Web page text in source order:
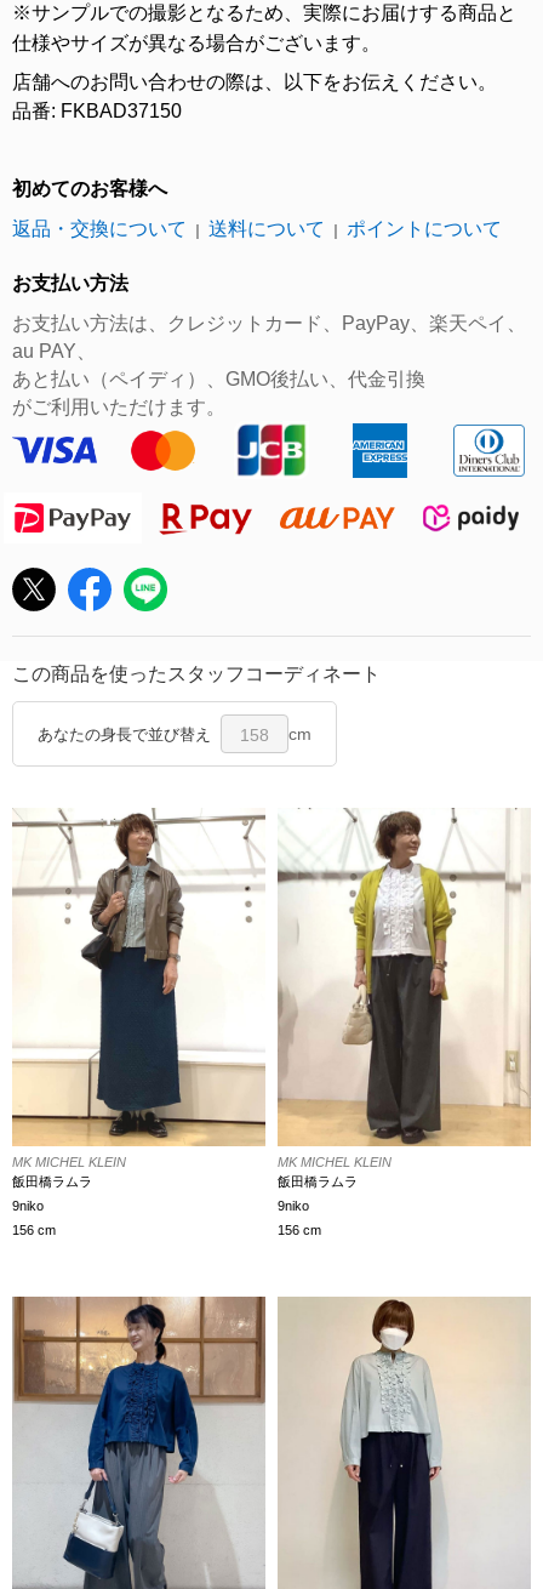
※サンプルでの撮影となるため、実際にお届けする商品と
仕様やサイズが異なる場合がございます。
店舗へのお問い合わせの際は、以下をお伝えください。
品番: FKBAD37150
初めてのお客様へ
返品・交換について
｜ 送料について ｜ ポイントについて
お支払い方法
お支払い方法は、クレジットカード、PayPay、楽天ペイ、
au PAY、
あと払い（ペイディ）、GMO後払い、代金引換
がご利用いただけます。
この商品を使ったスタッフコーディネート
あなたの身長で並び替え 158 cm
MK MICHEL KLEIN
飯田橋ラムラ
9niko
156 cm
MK MICHEL KLEIN
飯田橋ラムラ
9niko
156 cm